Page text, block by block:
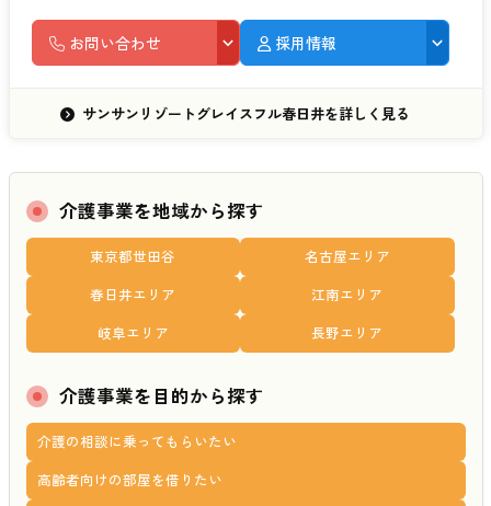
お問い合わせ 採用情報
サンサンリゾートグレイスフル春日井を詳しく見る
介護事業を地域から探す
東京都世田谷
名古屋エリア
春日井エリア
江南エリア
岐阜エリア
長野エリア
介護事業を目的から探す
介護の相談に乗ってもらいたい
高齢者向けの部屋を借りたい